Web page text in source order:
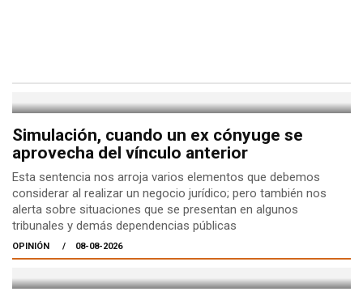
Simulación, cuando un ex cónyuge se
aprovecha del vínculo anterior
Esta sentencia nos arroja varios elementos que debemos
considerar al realizar un negocio jurídico; pero también nos
alerta sobre situaciones que se presentan en algunos
tribunales y demás dependencias públicas
OPINIÓN 08-08-2026